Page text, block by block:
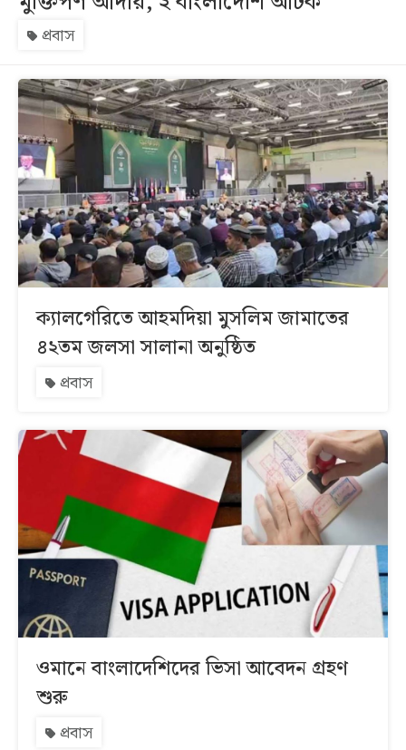
বিভাগ
আর্কাইভ
কনভার্টার
প্রবাস
ক্যালগেরিতে আহমদিয়া মুসলিম জামাতের
৪২তম জলসা সালানা অনুষ্ঠিত
প্রবাস
ওমানে বাংলাদেশিদের ভিসা আবেদন গ্রহণ
শুরু
প্রবাস